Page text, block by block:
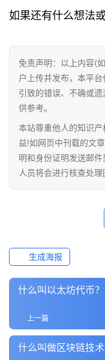
如果还有什么想法
免责声明：以上内容(
户上传并发布，本平
引致的错误、不确或
供参考。
本站尊重他人的知识
益!如网页中刊载的文
明和身份证明发送邮
人员将会进行核查处理
生成海报
什么叫以太坊代币
上一篇
什么叫做区块链技